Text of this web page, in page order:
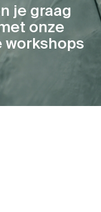
je graag
onze
workshops